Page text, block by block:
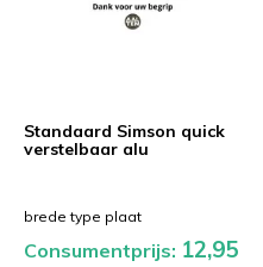
Standaard Simson quick
verstelbaar alu
brede type plaat
Consumentprijs: 12,95